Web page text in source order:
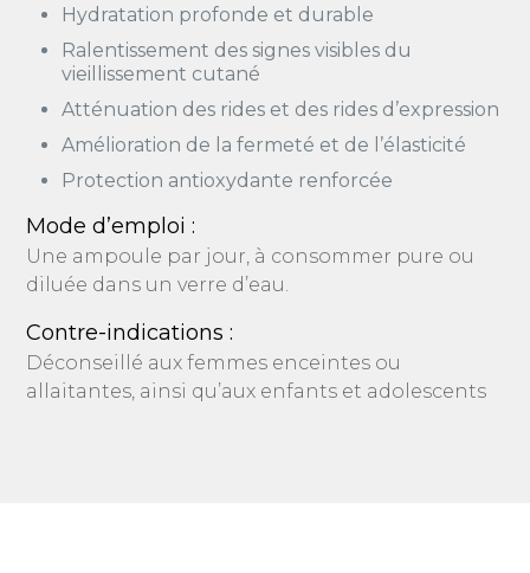
Hydratation profonde et durable
Ralentissement des signes visibles du
vieillissement cutané
Atténuation des rides et des rides d’expression
Amélioration de la fermeté et de l’élasticité
Protection antioxydante renforcée
Mode d’emploi :
Une ampoule par jour, à consommer pure ou
diluée dans un verre d’eau.
Contre-indications :
Déconseillé aux femmes enceintes ou
allaitantes, ainsi qu’aux enfants et adolescents